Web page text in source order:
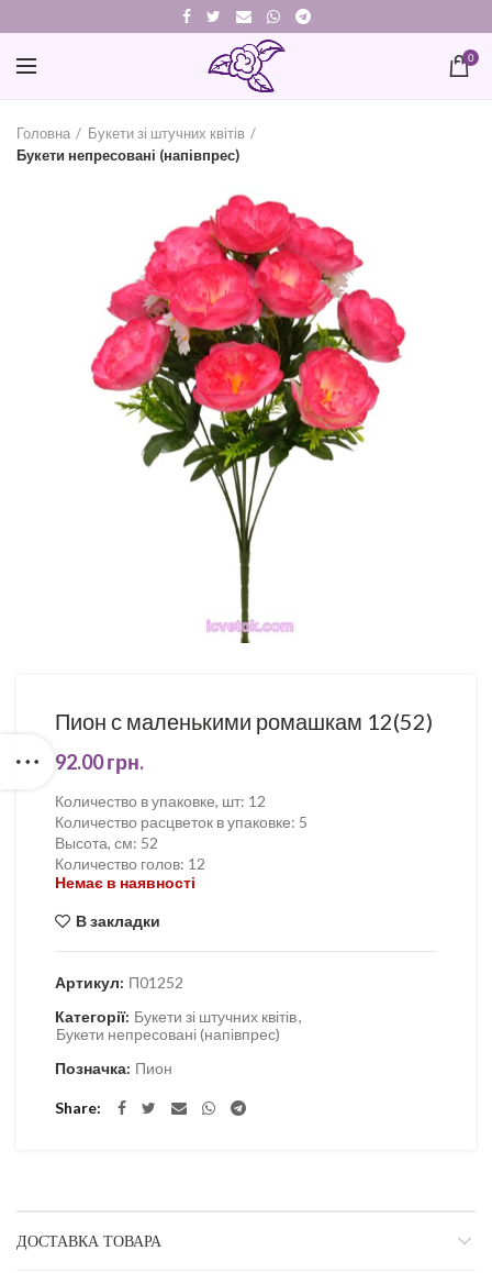
0
Головна
Букети зі штучних квітів
Букети непресовані (напівпрес)
Пион с маленькими ромашкам 12(52)
92.00грн.
Количество в упаковке, шт: 12
Количество расцветок в упаковке: 5
Высота, см: 52
Количество голов: 12
Немає в наявності
В закладки
Артикул: П01252
Категорії: Букети зі штучних квітів,
Букети непресовані (напівпрес)
Позначка: Пион
Share
ДОСТАВКА ТОВАРА